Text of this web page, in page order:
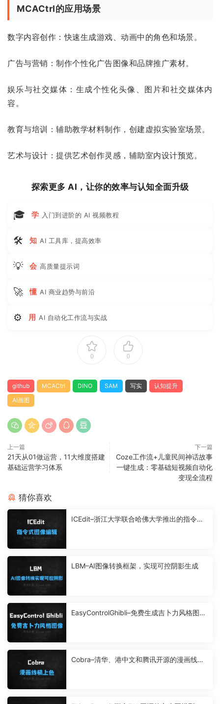
MCACtrl的应用场景
数字内容创作：快速生成游戏、动画中的角色和场景。
广告与营销：制作个性化广告图像和品牌推广素材。
娱乐与社交媒体：生成个性化头像、图片和社交媒体内
容。
教育与培训：辅助教学材料制作，创建虚拟实验室场景。
艺术与设计：提供艺术创作灵感，辅助室内设计预览。
探索更多 AI，让你的效率与认知全面升级
🎓 学 入门到进阶的 AI 视频教程
🛠 知 AI 工具库，提高效率
💡 会 高质量提示词
🚀 懂 AI 商业趋势与前沿
⚙ 用 AI 自动化工作流与实战
0 0
github MCACtrl DINO SAM 写实
认知提升
AI画图
上一篇
21天从01做运营，11大维度搭建
基础运营学习体系
下一篇
Coze工作流+儿童民间神话故事
一键生成：零基础短视频自动化
变现全流程
猜你喜欢
ICEdit–浙江大学联合哈佛大学推出的指令式
LBM–AI图像转换框架，实现可控阴影生成
EasyControlGhibli–免费生成吉卜力风格图像
Cobra–清华、港中文和腾讯开源的漫画线稿